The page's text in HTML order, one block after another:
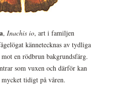
, Inachis io, art i familjen
kännetecknas av tydliga
en rödbrun bakgrundsfärg.
som vuxen och därför kan
mycket tidigt på våren.